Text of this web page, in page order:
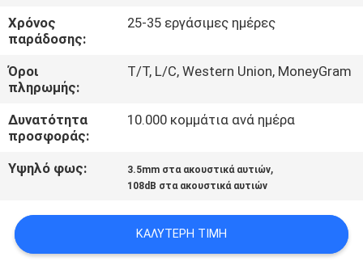
ΜΕ
ΖΗΤΉΣΤΕ
ΈΝΑ
ΑΠΌΣΠΑΣΜΑ
PRIVACY
Χρόνος
παράδοσης:
25-35 εργάσιμες ημέρες
Όροι
πληρωμής:
T/T, L/C, Western Union, MoneyGram
Δυνατότητα
προσφοράς:
10.000 κομμάτια ανά ημέρα
Υψηλό φως: 3.5mm στα ακουστικά αυτιών,
108dB στα ακουστικά αυτιών
ΚΑΛΎΤΕΡΗ ΤΙΜΉ